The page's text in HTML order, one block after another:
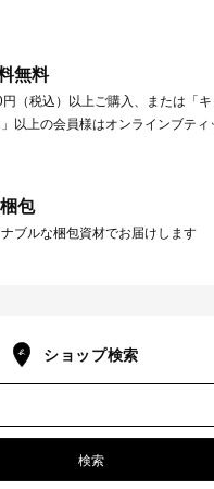
無料
（税込）以上ご購入、または「キ
以上の会員様はオンラインブテ
包
ブルな梱包資材でお届けします
ショップ検索
検索